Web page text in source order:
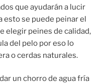
que ayudarán a lucir
esto se puede peinar el
elegir peines de calidad,
del pelo por eso lo
o cerdas naturales.
un chorro de agua fría